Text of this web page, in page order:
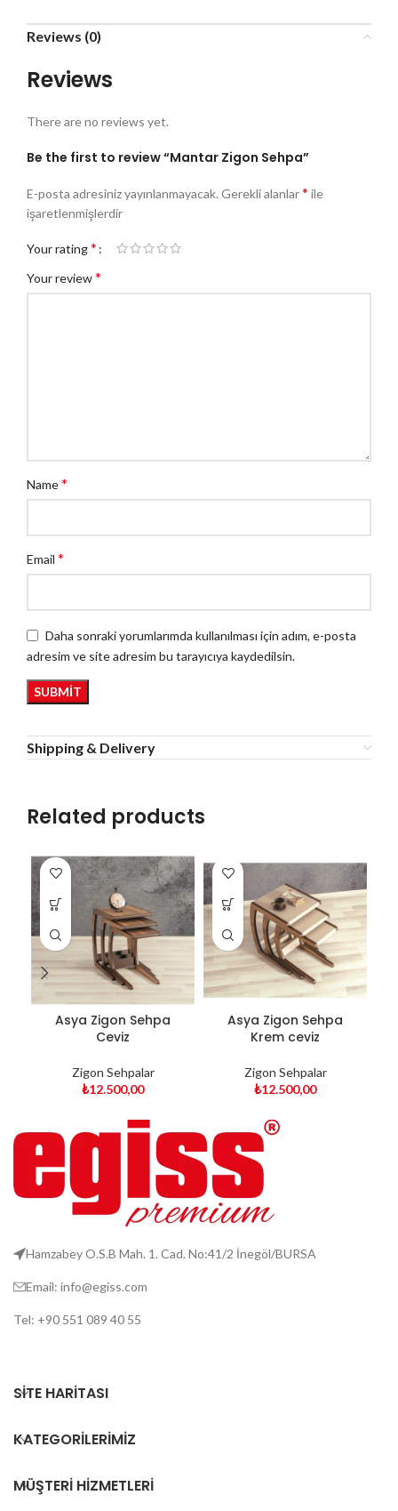
Reviews (0)
Reviews
There are no reviews yet.
Be the first to review “Mantar Zigon Sehpa”
E-posta adresiniz yayınlanmayacak. Gerekli alanlar* ile
işaretlenmişlerdir
Your rating*
Your review*
Name*
Email *
Daha sonraki yorumlarımda kullanılması için adım, e-posta
adresim ve site adresim bu tarayıcıya kaydedilsin.
Shipping & Delivery
Related products
Asya Zigon Sehpa
Ceviz
Zigon Sehpalar
₺12.500,00
Asya Zigon Sehpa
Krem ceviz
Zigon Sehpalar
₺12.500,00
Hamzabey O.S.B Mah. 1. Cad. No:41/2 İnegöl/BURSA
Email: info@egiss.com
Tel: +90 551 089 40 55
SITE HARITASI
KATEGORILERIMIZ
MÜŞTERI HIZMETLERI